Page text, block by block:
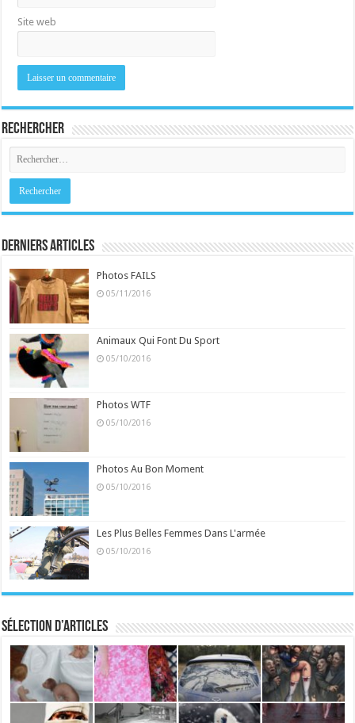
Site web
Rechercher
Derniers Articles
Photos FAILS
05/11/2016
Animaux Qui Font Du Sport
05/10/2016
Photos WTF
05/10/2016
Photos Au Bon Moment
05/10/2016
Les Plus Belles Femmes Dans L'armée
05/10/2016
Sélection d’articles